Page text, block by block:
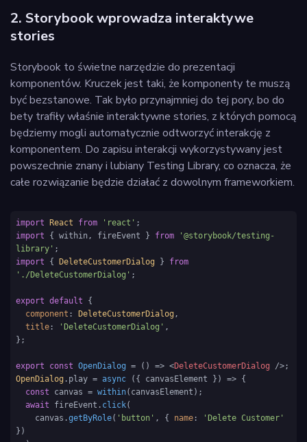
2. Storybook wprowadza interaktywe
stories
Storybook to świetne narzędzie do prezentacji
komponentów. Kruczek jest taki, że komponenty te muszą
być bezstanowe. Tak było przynajmniej do tej pory, bo do
bety trafiły właśnie interaktywne stories, z których pomocą
będziemy mogli automatycznie odtworzyć interakcję z
komponentem. Do zapisu interakcji wykorzystywany jest
powszechnie znany i lubiany Testing Library, co oznacza, że
całe rozwiązanie będzie działać z dowolnym frameworkiem.
import React from 'react'
import { within, fireEvent } from
'@storybook/testing-
library'
import { DeleteCustomerDialog } from
'./DeleteCustomerDialog' ;
export default {
component : DeleteCustomerDialog ,
title : 'DeleteCustomerDialog' ,
};
export const OpenDialog = ( ) => <DeleteCustomerDialog />
OpenDialog . play = async ({ canvasElement }) => {
const canvas = within(canvasElement);
await fireEvent. click(
    canvas.
getByRole( 'button' , { name :
'Delete Customer'
})